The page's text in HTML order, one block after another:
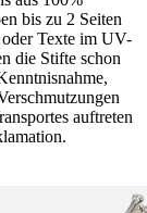
bis zu 2 Seiten
Texte im UV-
die Stifte schon
auftreten